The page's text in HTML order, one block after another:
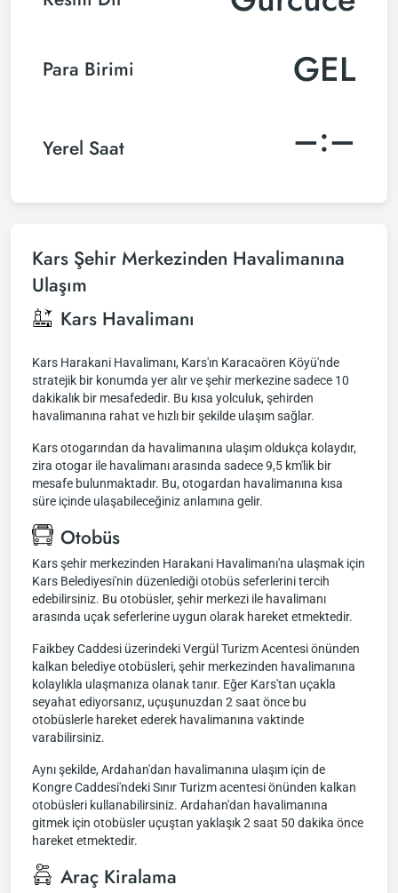
Para Birimi GEL
Yerel Saat –:–
Kars Şehir Merkezinden Havalimanına
Ulaşım
Kars Havalimanı
Kars Harakani Havalimanı, Kars'ın Karacaören Köyü'nde
stratejik bir konumda yer alır ve şehir merkezine sadece 10
dakikalık bir mesafededir. Bu kısa yolculuk, şehirden
havalimanına rahat ve hızlı bir şekilde ulaşım sağlar.
Kars otogarından da havalimanına ulaşım oldukça kolaydır,
zira otogar ile havalimanı arasında sadece 9,5 km'lik bir
mesafe bulunmaktadır. Bu, otogardan havalimanına kısa
süre içinde ulaşabileceğiniz anlamına gelir.
Otobüs
Kars şehir merkezinden Harakani Havalimanı'na ulaşmak için
Kars Belediyesi'nin düzenlediği otobüs seferlerini tercih
edebilirsiniz. Bu otobüsler, şehir merkezi ile havalimanı
arasında uçak seferlerine uygun olarak hareket etmektedir.
Faikbey Caddesi üzerindeki Vergül Turizm Acentesi önünden
kalkan belediye otobüsleri, şehir merkezinden havalimanına
kolaylıkla ulaşmanıza olanak tanır. Eğer Kars'tan uçakla
seyahat ediyorsanız, uçuşunuzdan 2 saat önce bu
otobüslerle hareket ederek havalimanına vaktinde
varabilirsiniz.
Aynı şekilde, Ardahan'dan havalimanına ulaşım için de
Kongre Caddesi'ndeki Sınır Turizm acentesi önünden kalkan
otobüsleri kullanabilirsiniz. Ardahan'dan havalimanına
gitmek için otobüsler uçuştan yaklaşık 2 saat 50 dakika önce
hareket etmektedir.
Araç Kiralama